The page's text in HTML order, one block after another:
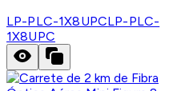
LP-PLC-1X8UPCLP-PLC-
1X8UPC